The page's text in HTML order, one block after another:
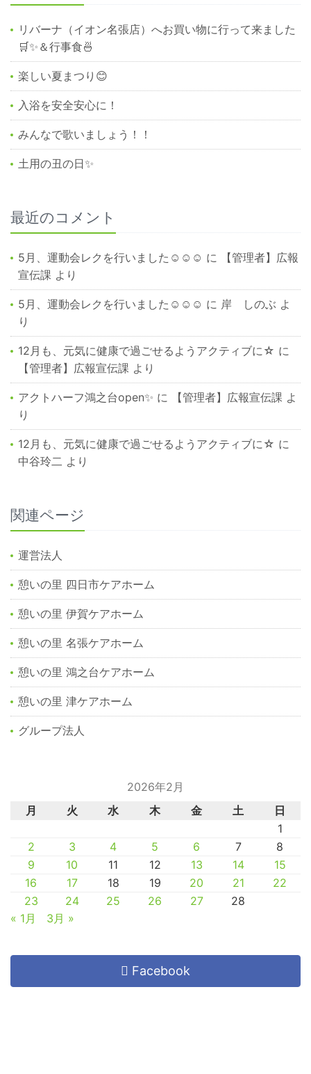
リバーナ（イオン名張店）へお買い物に行って来ました
🛒✨＆行事食🍜
楽しい夏まつり😊
入浴を安全安心に！
みんなで歌いましょう！！
土用の丑の日✨
最近のコメント
5月、運動会レクを行いました☺☺☺ に
【管理者】広報
宣伝課 より
5月、運動会レクを行いました☺☺☺ に 岸 しのぶ よ
り
12月も、元気に健康で過ごせるようアクティブに☆ に
【管理者】広報宣伝課 より
アクトハーフ鴻之台open✨ に 【管理者】広報宣伝課 よ
り
12月も、元気に健康で過ごせるようアクティブに☆ に
中谷玲二 より
関連ページ
運営法人
憩いの里 四日市ケアホーム
憩いの里 伊賀ケアホーム
憩いの里 名張ケアホーム
憩いの里 鴻之台ケアホーム
憩いの里 津ケアホーム
グループ法人
2026年2月
月
火 水 木 金 土
日
1
2
3 4 5 6 7
8
9
10 11 12 13 14
15
16
17 18 19 20 21
22
23
24 25 26 27
28
« 1月
3月 »
Facebook